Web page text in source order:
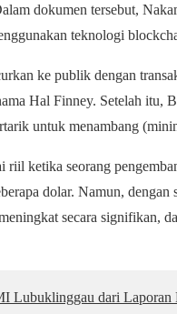
dokumen tersebut,
teknologi
ke publik dengan
Hal Finney. Setelah itu,
untuk menambang
ketika seorang
dolar. Namun,
secara signifikan,
Lubuklinggau dari Laporan